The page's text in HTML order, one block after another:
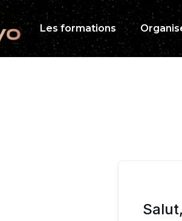
Les formations